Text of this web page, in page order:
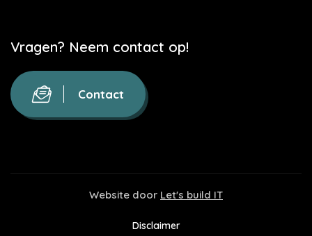
Vragen? Neem contact op!
Contact
Website door Let's build IT
Disclaimer